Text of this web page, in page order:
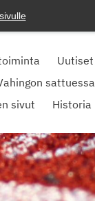
Uutiset
sattuessa
sivut Historia